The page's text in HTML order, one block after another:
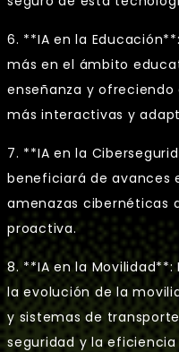
6. **IA en la
más en el ámbito
enseñanza y ofreciendo
más interactivas y
7. **IA en la
beneficiará de avances
amenazas cibernéticas
proactiva.
8. **IA en la
la evolución de la
y sistemas de
seguridad y la